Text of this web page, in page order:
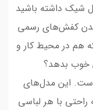
شیک داشته باشید
کفش‌های رسمی
هم در محیط کار و
خوب بدهد؟
این مدل‌های
راحتی با هر لباسی